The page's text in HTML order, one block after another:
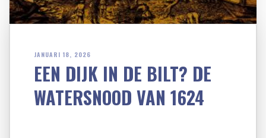
JANUARI 18, 2026
EEN DIJK IN DE BILT? DE
WATERSNOOD VAN 1624